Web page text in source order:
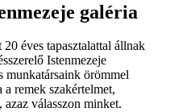
galéria
éves tapasztalattal állnak
Istenmezeje
munkatársaink örömmel
remek szakértelmet,
azaz válasszon minket.